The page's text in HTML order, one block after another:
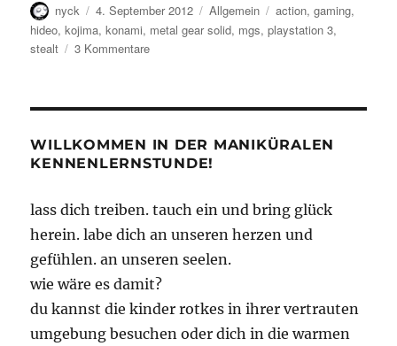
Autor
nyck
Veröffentlicht
am
4. September 2012 Kategorien
Allgemein Schlagwörter
action,gaming,
hideo,kojima,konami, metal gear solid, mgs,playstation 3,
stealt
3 Kommentarezu
wieder…
WILLKOMMEN IN DER MANIKÜRALEN
KENNENLERNSTUNDE!
lass dich treiben. tauch ein und bring glück
herein. labe dich an unseren herzen und
gefühlen. an unseren seelen.
wie wäre es damit?
du kannst die kinder rotkes in ihrer vertrauten
umgebung besuchen oder dich in die warmen